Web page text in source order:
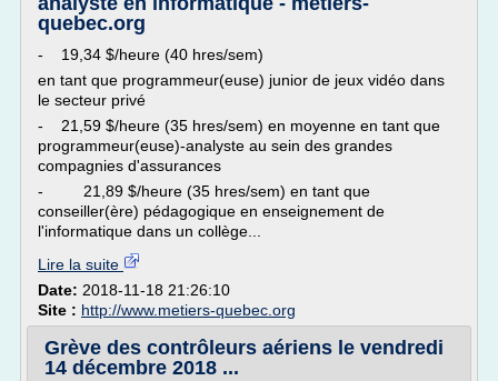
quebec.org
- 19,34 $/heure (40 hres/sem)
en tant que programmeur(euse) junior de jeux vidéo dans
le secteur privé
- 21,59 $/heure (35 hres/sem) en moyenne en tant que
programmeur(euse)-analyste au sein des grandes
compagnies d'assurances
- 21,89 $/heure (35 hres/sem) en tant que
conseiller(ère) pédagogique en enseignement de
l'informatique dans un collège...
Lire la suite
Date: 2018-11-18 21:26:10
Site : http://www.metiers-quebec.org
Grève des contrôleurs aériens le vendredi
14 décembre 2018 ...